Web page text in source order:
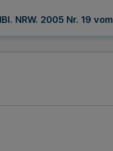
NRW. 2005 Nr. 19 vom